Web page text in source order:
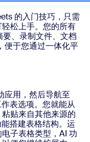
的入门技巧，只需
松上手。您的所有
、录制文件、文档
便于您通过一体化平
应用，然后导航至
表选项。您就能从
贴来自其他来源的
搭建表格结构。运
子表格类型，AI 功